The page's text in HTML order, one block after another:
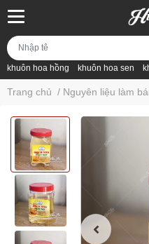
khuôn hoa hồng khuôn hoa sen
Trang chủ / Nguyên liệu làm